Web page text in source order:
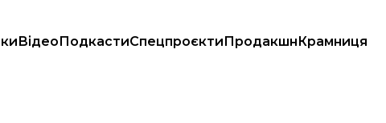
ВідеоПодкастиСпецпроєктиПродакшнКрамниця
від землетрусу